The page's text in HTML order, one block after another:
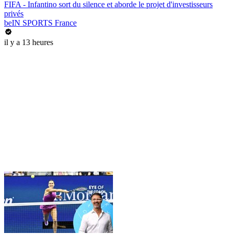
FIFA - Infantino sort du silence et aborde le projet d'investisseurs
privés
beIN SPORTS France
il y a 13 heures